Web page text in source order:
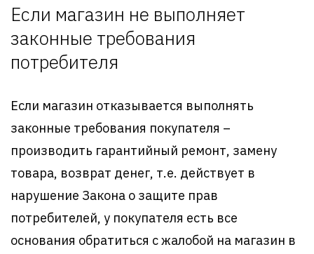
Если магазин не выполняет
законные требования
потребителя
Если магазин отказывается выполнять
законные требования покупателя –
производить гарантийный ремонт, замену
товара, возврат денег, т.е. действует в
нарушение Закона о защите прав
потребителей, у покупателя есть все
основания обратиться с жалобой на магазин в